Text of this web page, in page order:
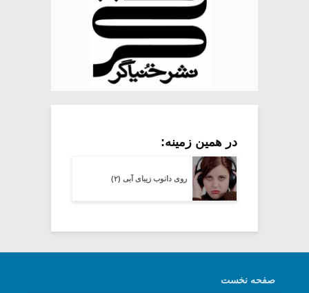
در همین زمینه:
روی دانوب زیبای آبی (۲)
صفحه نخست